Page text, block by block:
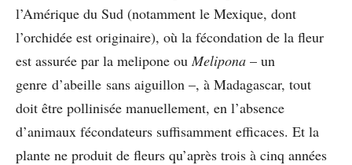
l’Amérique du Sud (notamment le Mexique, dont
l’orchidée est originaire), où la fécondation de la fleur
est assurée par la melipone ou Melipona – un
genre d’abeille sans aiguillon –, à Madagascar, tout
doit être pollinisée manuellement, en l’absence
d’animaux fécondateurs suffisamment efficaces. Et la
plante ne produit de fleurs qu’après trois à cinq années